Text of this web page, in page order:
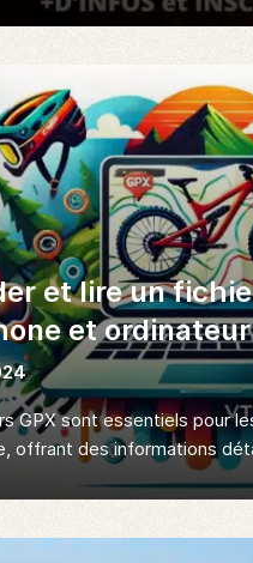
et lire un
et ordinateur
GPX sont essentiels pour
offrant des informations